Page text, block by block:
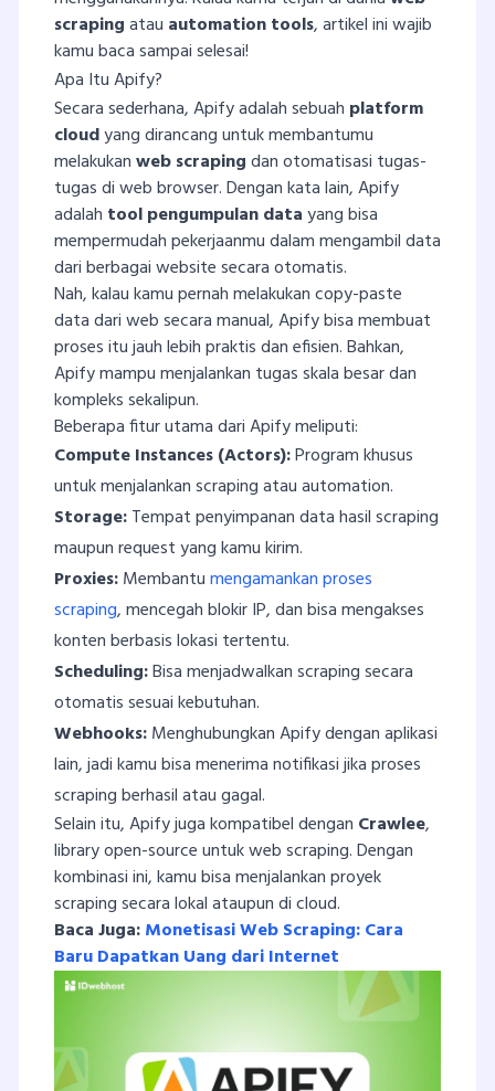
scrapingatau automation tools, artikel ini wajib
kamu baca sampai selesai!
Apa Itu Apify?
Secara sederhana, Apify adalah sebuah platform
cloudyang dirancang untuk membantumu
melakukanweb scrapingdan otomatisasi tugas-
tugas di web browser. Dengan kata lain, Apify
adalah tool pengumpulan datayang bisa
mempermudah pekerjaanmu dalam mengambil data
dari berbagai website secara otomatis.
Nah, kalau kamu pernah melakukan copy-paste
data dari web secara manual, Apify bisa membuat
proses itu jauh lebih praktis dan efisien. Bahkan,
Apify mampu menjalankan tugas skala besar dan
kompleks sekalipun.
Beberapa fitur utama dari Apify meliputi:
Compute Instances (Actors):Program khusus
untuk menjalankan scraping atau automation.
Storage:Tempat penyimpanan data hasil scraping
maupun request yang kamu kirim.
Proxies:Membantumengamankan proses
scraping, mencegah blokir IP, dan bisa mengakses
konten berbasis lokasi tertentu.
Scheduling:Bisa menjadwalkan scraping secara
otomatis sesuai kebutuhan.
Webhooks:Menghubungkan Apify dengan aplikasi
lain, jadi kamu bisa menerima notifikasi jika proses
scraping berhasil atau gagal.
Selain itu, Apify juga kompatibel dengan Crawlee,
library open-source untuk web scraping. Dengan
kombinasi ini, kamu bisa menjalankan proyek
scraping secara lokal ataupun di cloud.
Baca Juga:Monetisasi Web Scraping: Cara
Baru Dapatkan Uang dari Internet